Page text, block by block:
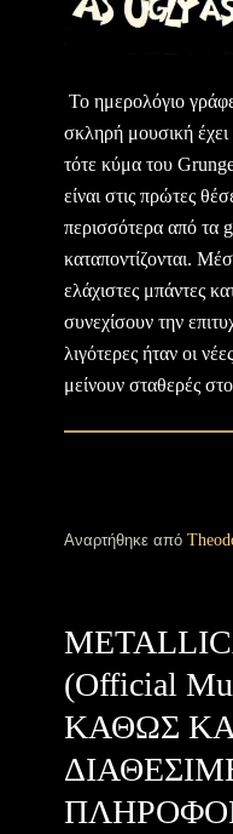
Το ημερολόγιο
σκληρή μουσική έχει
τότε κύμα του
είναι στις πρώτες
περισσότερα από τα
καταποντίζονται.
ελάχιστες μπάντες
συνεχίσουν την
λιγότερες ήταν οι
μείνουν σταθερές
Αναρτήθηκε από
(Official
ΚΑΘΩΣ